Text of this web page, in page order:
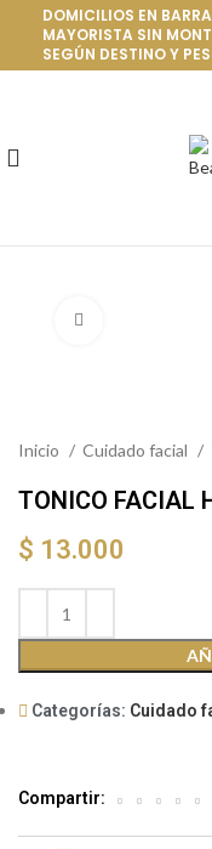
DOMICILIOS EN
MAYORISTA SIN
SEGÚN DESTINO Y
Inicio Cuidado facial
TONICO FACIAL
$ 13.000
Categorías: Cuidado
Compartir: